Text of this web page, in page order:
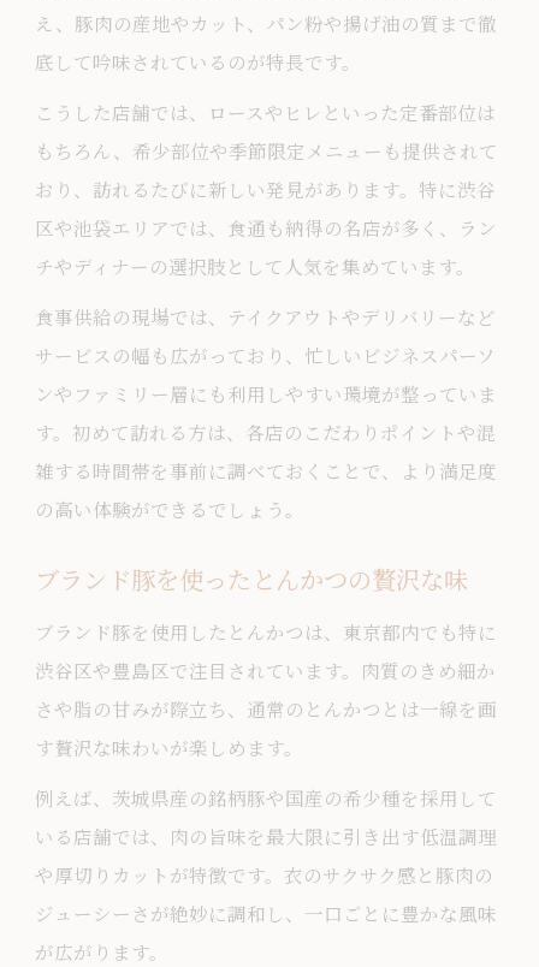
え、豚肉の産地やカット、パン粉や揚げ油の質まで徹
底して吟味されているのが特長です。
こうした店舗では、ロースやヒレといった定番部位は
もちろん、希少部位や季節限定メニューも提供されて
おり、訪れるたびに新しい発見があります。特に渋谷
区や池袋エリアでは、食通も納得の名店が多く、ラン
チやディナーの選択肢として人気を集めています。
食事供給の現場では、テイクアウトやデリバリーなど
サービスの幅も広がっており、忙しいビジネスパーソ
ンやファミリー層にも利用しやすい環境が整っていま
す。初めて訪れる方は、各店のこだわりポイントや混
雑する時間帯を事前に調べておくことで、より満足度
の高い体験ができるでしょう。
ブランド豚を使ったとんかつの贅沢な味
ブランド豚を使用したとんかつは、東京都内でも特に
渋谷区や豊島区で注目されています。肉質のきめ細か
さや脂の甘みが際立ち、通常のとんかつとは一線を画
す贅沢な味わいが楽しめます。
例えば、茨城県産の銘柄豚や国産の希少種を採用して
いる店舗では、肉の旨味を最大限に引き出す低温調理
や厚切りカットが特徴です。衣のサクサク感と豚肉の
ジューシーさが絶妙に調和し、一口ごとに豊かな風味
が広がります。